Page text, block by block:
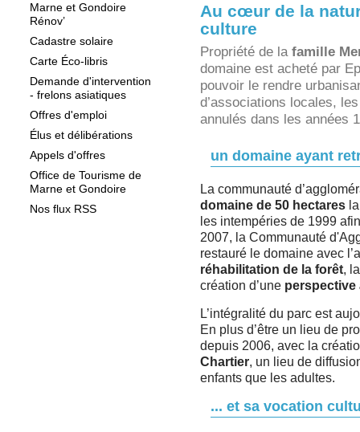
Marne et Gondoire
Rénov’
Cadastre solaire
Carte Éco-libris
Demande d'intervention
- frelons asiatiques
Offres d'emploi
Élus et délibérations
Appels d'offres
Office de Tourisme de
Marne et Gondoire
Nos flux RSS
Au cœur de la
culture
Propriété de la famille
domaine est acheté par
pouvoir le rendre
d’associations locales,
annulés dans les années
un domaine ayant
La communauté
domaine de 50 hectares
les intempéries de 1999
2007, la Communauté
restauré le domaine avec
réhabilitation de la forêt,
création d’une perspective
L’intégralité du parc est
En plus d’être un lieu de
depuis 2006, avec la
Chartier, un lieu de
enfants que les adultes.
... et sa vocation